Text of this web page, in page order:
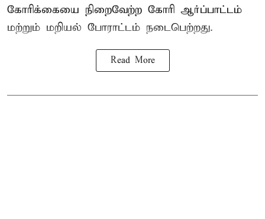
கோரிக்கையை நிறைவேற்ற கோரி ஆர்ப்பாட்டம்
மற்றும் மறியல் போராட்டம் நடைபெற்றது.
Read More